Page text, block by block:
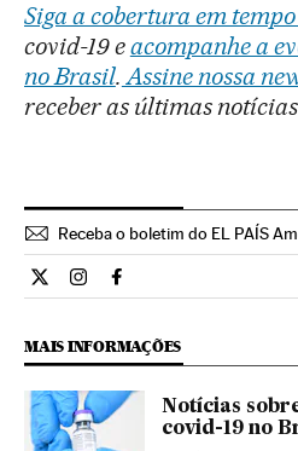
Siga a cobertura em
covid-19 eacompanhe a
no Brasil. Assine nossa
receber as últimas
Receba o boletim do EL PAÍS
Economia El País Brasil en
Economia El País Brasil en
Economia El País
MAIS INFORMAÇÕES
Notícias
covid-19 no